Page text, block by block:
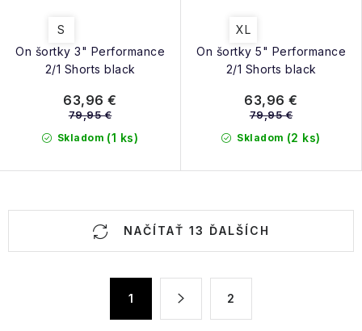
On šortky 3" Performance
2/1 Shorts black
S
Skladom (1 ks)
63,96 €
79,95 €
On šortky 5" Performance
2/1 Shorts black
XL
Skladom (2 ks)
63,96 €
79,95 €
NAČÍTAŤ 13 ĎALŠÍCH
1 2